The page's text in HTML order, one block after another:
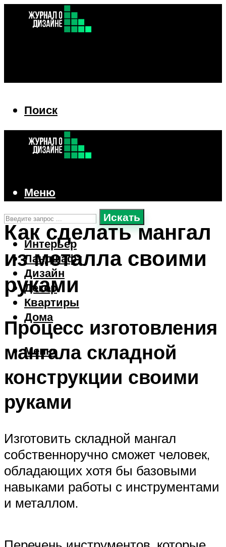
Поиск
Искать
Интерьер
Ландшафт
Дизайн
Декор
Квартиры
Дома
Меню
Меню
Как сделать мангал
из металла своими
руками
Процесс изготовления
мангала складной
конструкции своими
руками
Изготовить складной мангал
собственноручно сможет человек,
обладающих хотя бы базовыми
навыками работы с инструментами
и металлом.